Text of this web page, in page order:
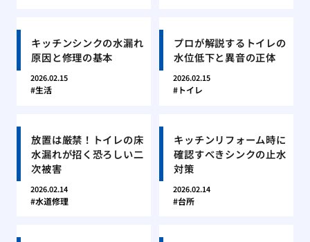
キッチンシンクの水漏れ
原因と修理の基本
2026.02.15
生活
プロが解説するトイレの
水位低下と異音の正体
2026.02.15
トイレ
放置は厳禁！トイレの床
水漏れが招く恐ろしい二
次被害
2026.02.14
水道修理
キッチンリフォーム時に
確認すべきシンクの止水
対策
2026.02.14
台所